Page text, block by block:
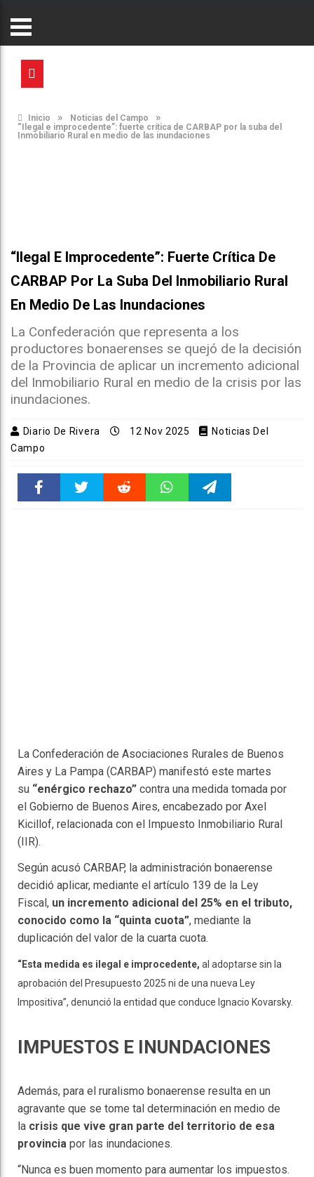
Inicio » Noticias del Campo »
“Ilegal e improcedente”: fuerte crítica de CARBAP por la suba del
Inmobiliario Rural en medio de las inundaciones
“Ilegal E Improcedente”: Fuerte Crítica De
CARBAP Por La Suba Del Inmobiliario Rural
En Medio De Las Inundaciones
La Confederación que representa a los
productores bonaerenses se quejó de la decisión
de la Provincia de aplicar un incremento adicional
del Inmobiliario Rural en medio de la crisis por las
inundaciones.
Diario De Rivera 12 Nov 2025
Noticias Del
Campo
La Confederación de Asociaciones Rurales de Buenos
Aires y La Pampa (CARBAP) manifestó este martes
su “enérgico rechazo” contra una medida tomada por
el Gobierno de Buenos Aires, encabezado por Axel
Kicillof, relacionada con el Impuesto Inmobiliario Rural
(IIR).
Según acusó CARBAP, la administración bonaerense
decidió aplicar, mediante el artículo 139 de la Ley
Fiscal, un incremento adicional del 25% en el tributo,
conocido como la “quinta cuota”, mediante la
duplicación del valor de la cuarta cuota.
“Esta medida es ilegal e improcedente, al adoptarse sin la
aprobación del Presupuesto 2025 ni de una nueva Ley
Impositiva”, denunció la entidad que conduce Ignacio Kovarsky.
IMPUESTOS E INUNDACIONES
Además, para el ruralismo bonaerense resulta en un
agravante que se tome tal determinación en medio de
la crisis que vive gran parte del territorio de esa
provincia por las inundaciones.
“Nunca es buen momento para aumentar los impuestos.